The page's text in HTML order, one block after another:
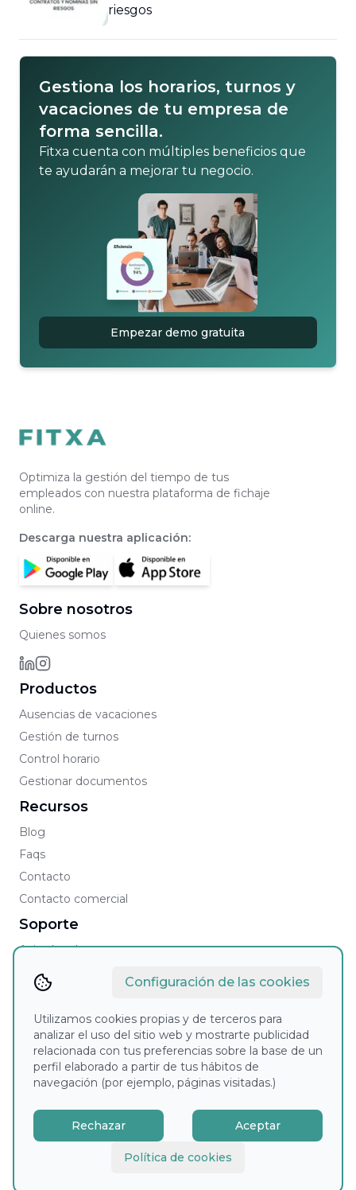
riesgos
Gestiona los horarios, turnos y
vacaciones de tu empresa de
forma sencilla.
Fitxa cuenta con múltiples beneficios que
te ayudarán a mejorar tu negocio.
Empezar demo gratuita
Optimiza la gestión del tiempo de tus
empleados con nuestra plataforma de fichaje
online.
Descarga nuestra aplicación:
Sobre nosotros
Quienes somos
Productos
Ausencias de vacaciones
Gestión de turnos
Control horario
Gestionar documentos
Recursos
Blog
Faqs
Contacto
Contacto comercial
Soporte
Aviso legal
Política de cookies
Política de privacidad
Condiciones Generales
AETD
Configuración de las cookies
Utilizamos cookies propias y de terceros para
analizar el uso del sitio web y mostrarte publicidad
relacionada con tus preferencias sobre la base de un
perfil elaborado a partir de tus hábitos de
navegación (por ejemplo, páginas visitadas.)
Política de cookies
Rechazar Aceptar